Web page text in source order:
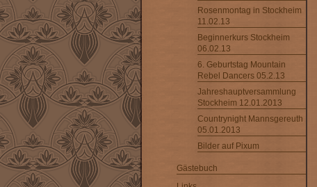
Rosenmontag in Stockheim
11.02.13
Beginnerkurs Stockheim
06.02.13
6. Geburtstag Mountain
Rebel Dancers 05.2.13
Jahreshauptversammlung
Stockheim 12.01.2013
Countrynight Mannsgereuth
05.01.2013
Bilder auf Pixum
Gästebuch